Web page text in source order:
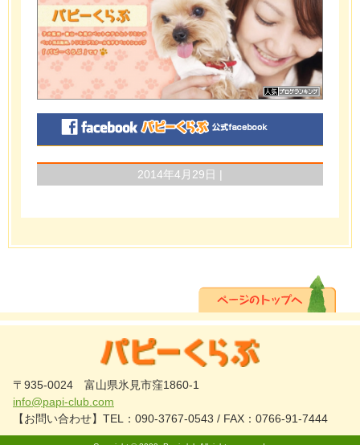
2014年4月29日 |
〒935-0024 富山県氷見市窪1860-1
info@papi-club.com
【お問い合わせ】TEL：090-3767-0543 / FAX：0766-91-7444